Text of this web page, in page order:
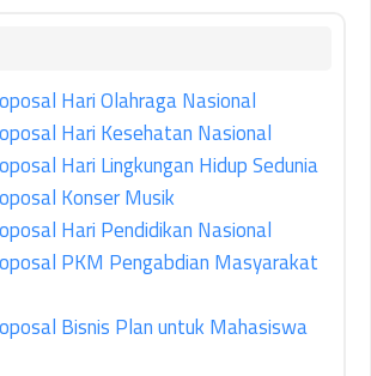
Hari Olahraga Nasional
Hari Kesehatan Nasional
Hari Lingkungan Hidup Sedunia
Konser Musik
Hari Pendidikan Nasional
PKM Pengabdian Masyarakat
Bisnis Plan untuk Mahasiswa